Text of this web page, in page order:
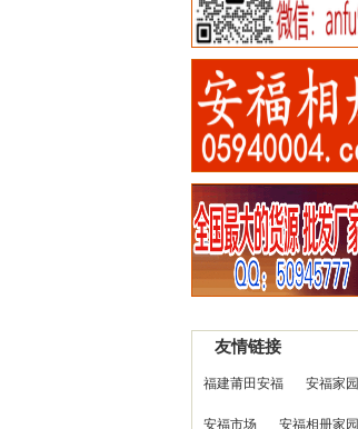
友情链接
福建莆田安福 安福家园
安福市场 安福相册家园